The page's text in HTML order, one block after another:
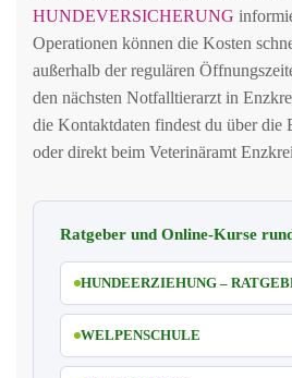
HUNDEVERSICHERUNG
Operationen können die Kosten
außerhalb der regulären
den nächsten Notfalltierarzt in
die Kontaktdaten findest du über die
oder direkt beim Veterinäramt
Ratgeber und Online-Kurse
HUNDEERZIEHUNG –
WELPENSCHULE